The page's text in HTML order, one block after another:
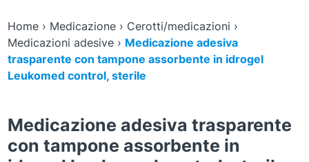
Home› Medicazione› Cerotti/medicazioni ›
Medicazioni adesive› Medicazione adesiva
trasparente con tampone assorbente in idrogel
Leukomed control, sterile
Medicazione adesiva trasparente
con tampone assorbente in